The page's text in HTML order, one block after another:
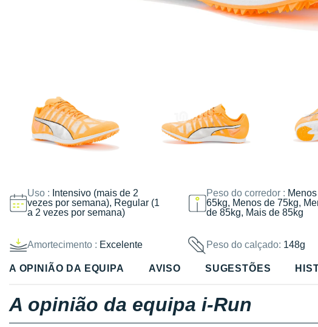
Uso : Intensivo (mais de 2
vezes por semana), Regular (1
a 2 vezes por semana)
Peso do corredor :
65kg, Menos de 75kg,
de 85kg, Mais de 85kg
Amortecimento : Excelente Peso do calçado: 148g
A OPINIÃO DA EQUIPA AVISO SUGESTÕES
A opinião da equipa i-Run